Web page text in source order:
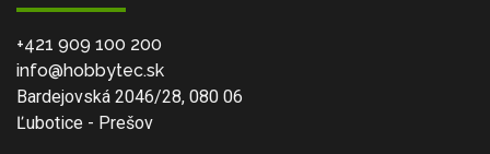
+421 909 100 200
info@hobbytec.sk
Bardejovská 2046/28, 080 06
Ľubotice - Prešov